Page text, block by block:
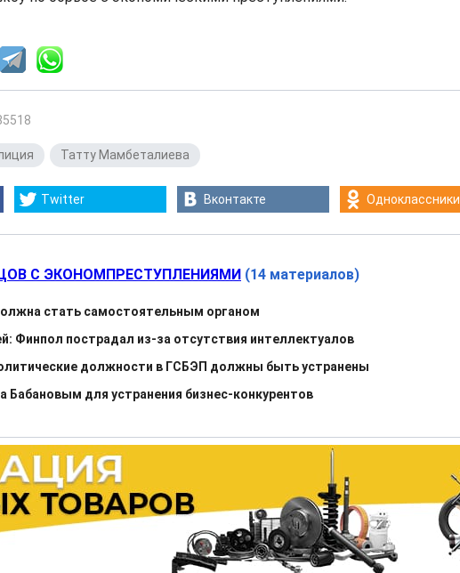
Татту Мамбеталиева
Twitter Вконтакте Одноклассники
С ЭКОНОМПРЕСТУПЛЕНИЯМИ (14 материалов)
стать самостоятельным органом
Финпол пострадал из-за отсутствия интеллектуалов
должности в ГСБЭП должны быть устранены
Бабановым для устранения бизнес-конкурентов